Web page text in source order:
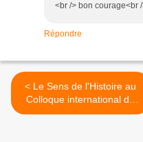
<br /> bon courage<br
Répondre
< Le Sens de l'Histoire au
Colloque international de
Sousse